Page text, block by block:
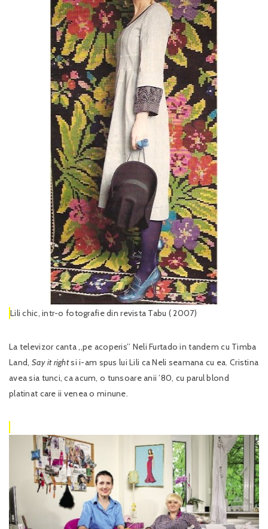
Lili chic, intr-o fotografie din revista Tabu ( 2007)
La televizor canta ,,pe acoperis’’ Neli Furtado in tandem cu Timba
Land, Say it rightsi i-am spus lui Lili ca Neli seamana cu ea. Cristina
avea sia tunci, ca acum, o tunsoare anii ’80, cu parul blond
platinat care ii venea o minune.